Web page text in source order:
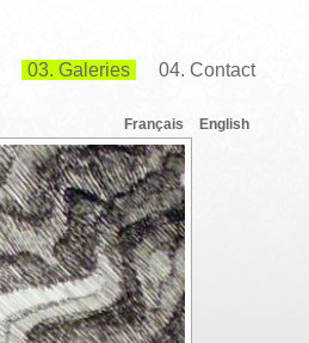
03. Galeries 04. Contact
Français English